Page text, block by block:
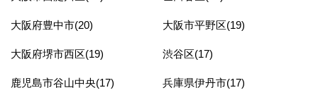
大阪府豊中市(20) 大阪市平野区(19)
大阪府堺市西区(19) 渋谷区(17)
鹿児島市谷山中央(17) 兵庫県伊丹市(17)